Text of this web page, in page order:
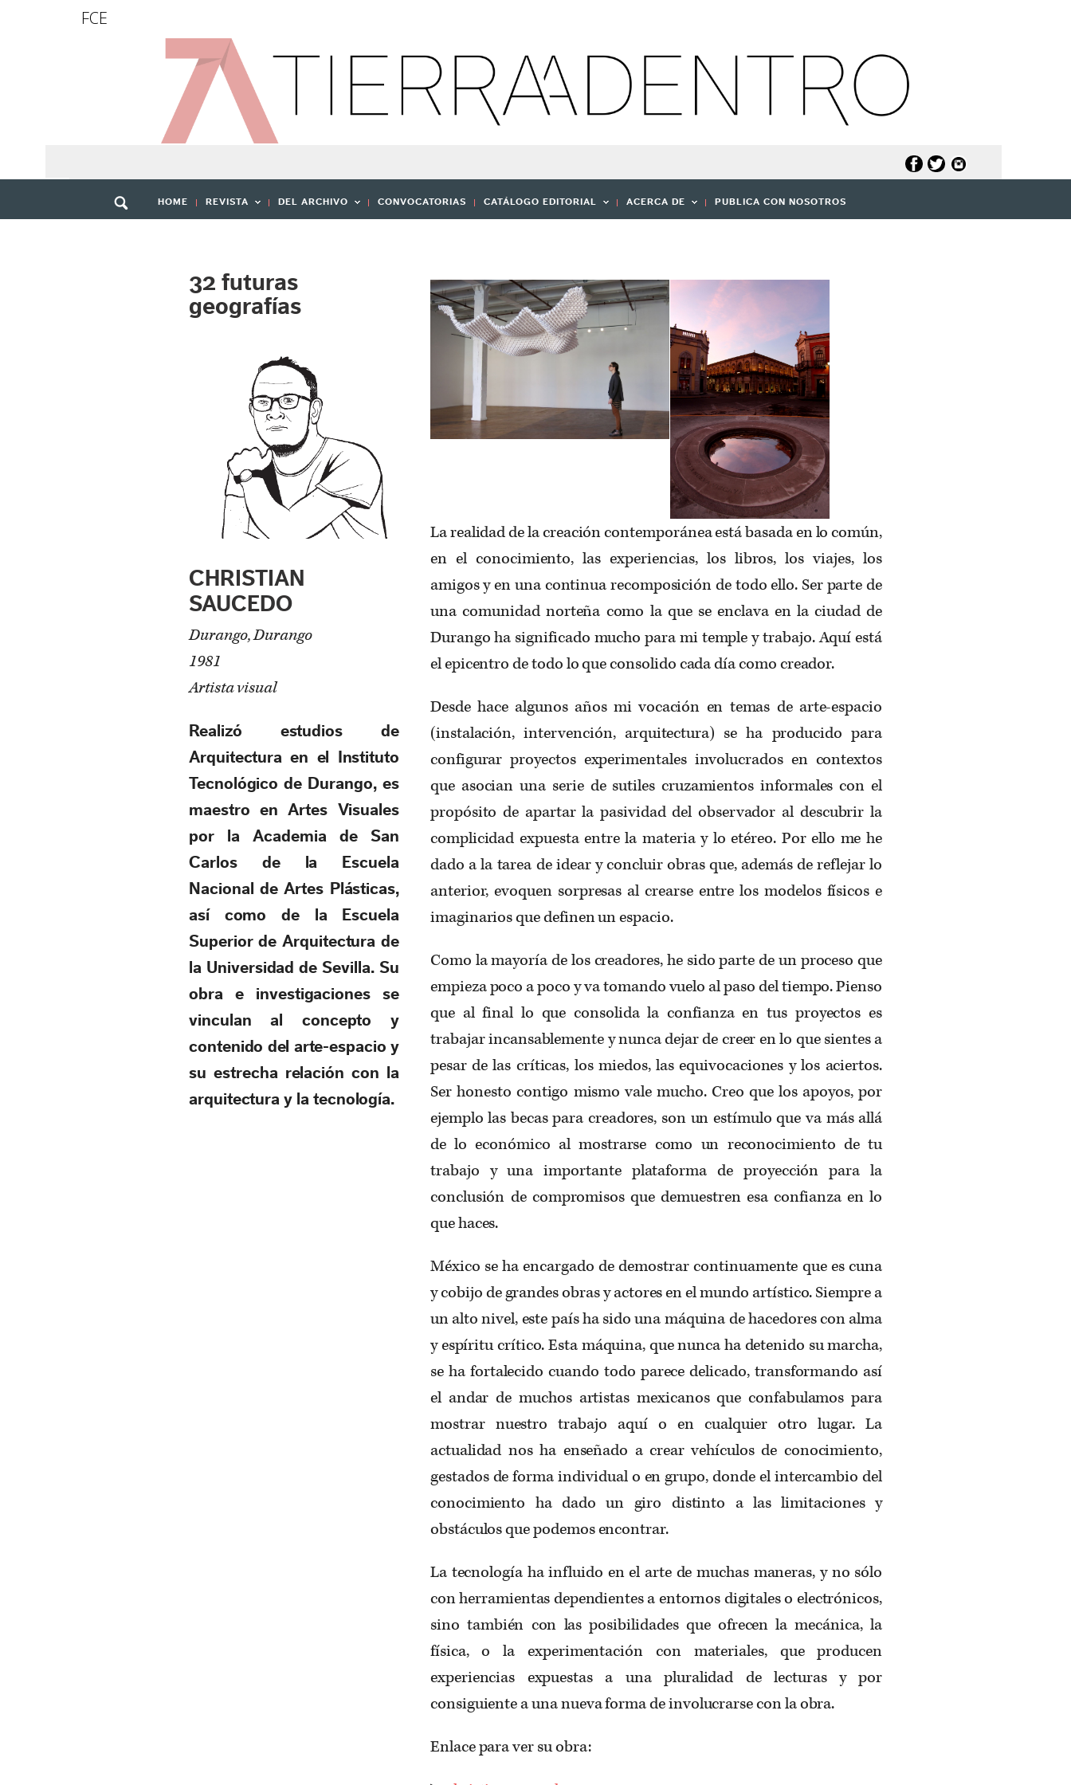
FCE
HOME REVISTA DEL ARCHIVO CONVOCATORIAS CATÁLOGO EDITORIAL ACERCA DE PUBLICA CON NOSOTROS
32 futuras
geografías
CHRISTIAN
SAUCEDO
Durango, Durango
1981
Artista visual
Realizó estudios de
Arquitectura en el Instituto
Tecnológico de Durango, es
maestro en Artes Visuales
por la Academia de San
Carlos de la Escuela
Nacional de Artes Plásticas,
así como de la Escuela
Superior de Arquitectura de
la Universidad de Sevilla. Su
obra e investigaciones se
vinculan al concepto y
contenido del arte-espacio y
su estrecha relación con la
arquitectura y la tecnología.
La realidad de la creación contemporánea está basada en lo común,
en el conocimiento, las experiencias, los libros, los viajes, los
amigos y en una continua recomposición de todo ello. Ser parte de
una comunidad norteña como la que se enclava en la ciudad de
Durango ha significado mucho para mi temple y trabajo. Aquí está
el epicentro de todo lo que consolido cada día como creador.
Desde hace algunos años mi vocación en temas de arte-espacio
(instalación, intervención, arquitectura) se ha producido para
configurar proyectos experimentales involucrados en contextos
que asocian una serie de sutiles cruzamientos informales con el
propósito de apartar la pasividad del observador al descubrir la
complicidad expuesta entre la materia y lo etéreo. Por ello me he
dado a la tarea de idear y concluir obras que, además de reflejar lo
anterior, evoquen sorpresas al crearse entre los modelos físicos e
imaginarios que definen un espacio.
Como la mayoría de los creadores, he sido parte de un proceso que
empieza poco a poco y va tomando vuelo al paso del tiempo. Pienso
que al final lo que consolida la confianza en tus proyectos es
trabajar incansablemente y nunca dejar de creer en lo que sientes a
pesar de las críticas, los miedos, las equivocaciones y los aciertos.
Ser honesto contigo mismo vale mucho. Creo que los apoyos, por
ejemplo las becas para creadores, son un estímulo que va más allá
de lo económico al mostrarse como un reconocimiento de tu
trabajo y una importante plataforma de proyección para la
conclusión de compromisos que demuestren esa confianza en lo
que haces.
México se ha encargado de demostrar continuamente que es cuna
y cobijo de grandes obras y actores en el mundo artístico. Siempre a
un alto nivel, este país ha sido una máquina de hacedores con alma
y espíritu crítico. Esta máquina, que nunca ha detenido su marcha,
se ha fortalecido cuando todo parece delicado, transformando así
el andar de muchos artistas mexicanos que confabulamos para
mostrar nuestro trabajo aquí o en cualquier otro lugar. La
actualidad nos ha enseñado a crear vehículos de conocimiento,
gestados de forma individual o en grupo, donde el intercambio del
conocimiento ha dado un giro distinto a las limitaciones y
obstáculos que podemos encontrar.
La tecnología ha influido en el arte de muchas maneras, y no sólo
con herramientas dependientes a entornos digitales o electrónicos,
sino también con las posibilidades que ofrecen la mecánica, la
física, o la experimentación con materiales, que producen
experiencias expuestas a una pluralidad de lecturas y por
consiguiente a una nueva forma de involucrarse con la obra.
Enlace para ver su obra: